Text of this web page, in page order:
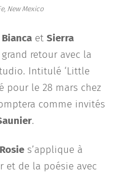
New Mexico
Bianca et Sierra
retour avec la
Intitulé ‘Little
pour le 28 mars chez
comme invités
.
s’applique à
et de la poésie avec